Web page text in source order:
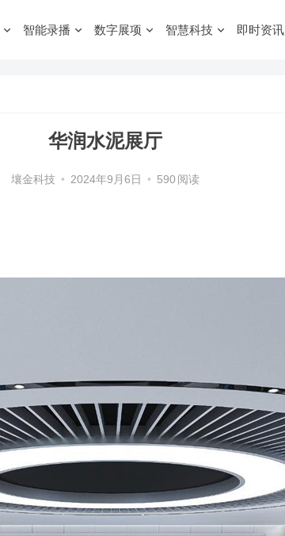
智能录播 数字展项 智慧科技 即时资讯
华润水泥展厅
壤金科技 • 2024年9月6日 • 590 阅读